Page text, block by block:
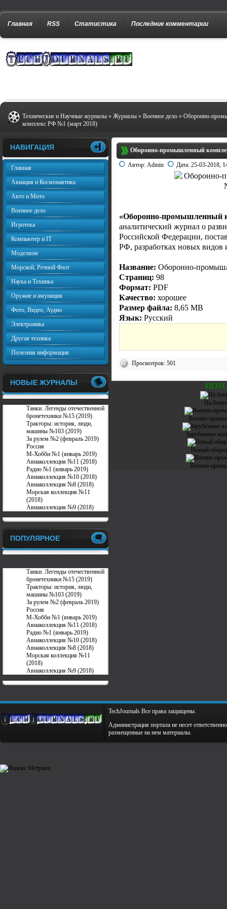
Главная RSS Статистика Последние комментарии
Технические и Научные журналы » Журналы » Военное дело » Оборонно-
комплекс РФ №1 (март 2018)
Оборонно-промышленный
Автор: Admin Дата: 25-03-2018,
«Оборонно-промышленный
аналитический журнал о
Российской Федерации,
РФ, разработках новых
Название: Оборонно-
Страниц: 98
Формат: PDF
Качество: хорошее
Размер файла: 8,65 MB
Язык: Русский
Просмотров: 501
На
Военно-
Зарубежное
Новый
Военно-
НАВИГАЦИЯ
Главная
Авиация и Космонавтика
Авто и Мото
Военное дело
Игротека
Компьютер и IT
Моделизм
Морской, Речной Флот
Наука и Техника
Оружие и амуниция
Фото, Видео, Аудио
Электроника
Другая техника
Полезная информация
НОВЫЕ ЖУРНАЛЫ
Танки. Легенды отечественной
бронетехники №15 (2019)
Тракторы: история, люди,
машины №103 (2019)
За рулем №2 (февраль 2019)
Россия
М-Хобби №1 (январь 2019)
Авиаколлекция №11 (2018)
Радио №1 (январь 2019)
Авиаколлекция №10 (2018)
Авиаколлекция №8 (2018)
Морская коллекция №11
(2018)
Авиаколлекция №9 (2018)
ПОПУЛЯРНОЕ
Танки. Легенды отечественной
бронетехники №15 (2019)
Тракторы: история, люди,
машины №103 (2019)
За рулем №2 (февраль 2019)
Россия
М-Хобби №1 (январь 2019)
Авиаколлекция №11 (2018)
Радио №1 (январь 2019)
Авиаколлекция №10 (2018)
Авиаколлекция №8 (2018)
Морская коллекция №11
(2018)
Авиаколлекция №9 (2018)
TechJournals Все права защищены.
Администрация портала не несет
размещенные на нем материалы.